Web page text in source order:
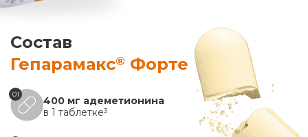
Состав
Гепарамакс® Форте
01
400 мг адеметионина
в 1 таблетке3